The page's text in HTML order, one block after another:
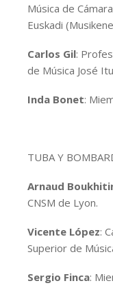
Música de
Euskadi
Carlos Gil:
de Música José
Inda Bonet:
TUBA Y
Arnaud
CNSM de Lyon.
Vicente López:
Superior de
Sergio Finca: